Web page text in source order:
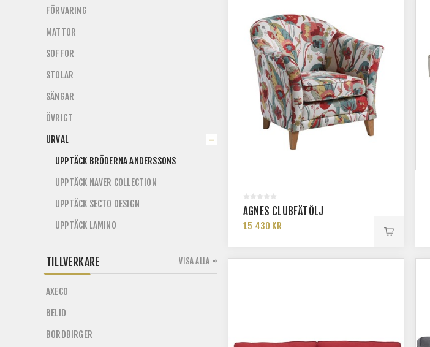
AGNES CLUBFÅTÖLJ
15 430 KR
FÖRVARING
MATTOR
SOFFOR
STOLAR
SÄNGAR
ÖVRIGT
URVAL
UPPTÄCK BRÖDERNA ANDERSSONS
UPPTÄCK NAVER COLLECTION
UPPTÄCK SECTO DESIGN
UPPTÄCK LAMINO
TILLVERKARE
AXECO
BELID
BORDBIRGER
VISA ALLA